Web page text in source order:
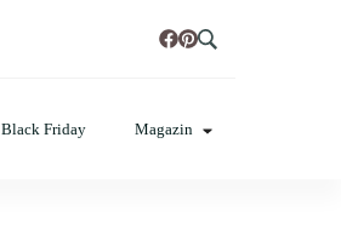
Black Friday Magazin